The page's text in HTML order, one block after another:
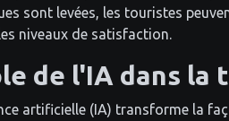
sont levées, les touristes
niveaux de satisfaction.
de l'IA dans
artificielle (IA) transforme la